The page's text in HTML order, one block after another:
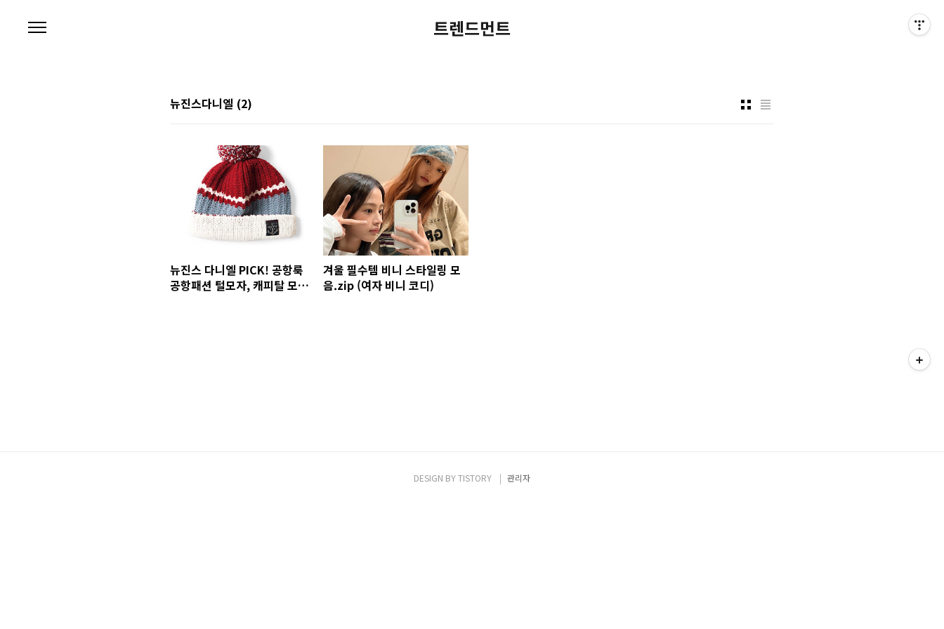
트렌드먼트
뉴진스다니엘 (2)
뉴진스 다니엘 PICK! 공항룩
공항패션 털모자, 캐피탈 모자
겨울 필수템 비니 스타일링 모
음.zip (여자 비니 코디)
DESIGN BYTISTORY 관리자